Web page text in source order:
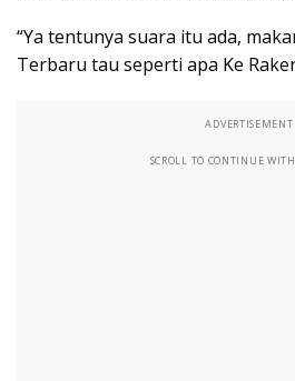
“Ya tentunya suara itu ada,
Terbaru tau seperti apa Ke
ADVERTISEMENT
SCROLL TO CONTINUE